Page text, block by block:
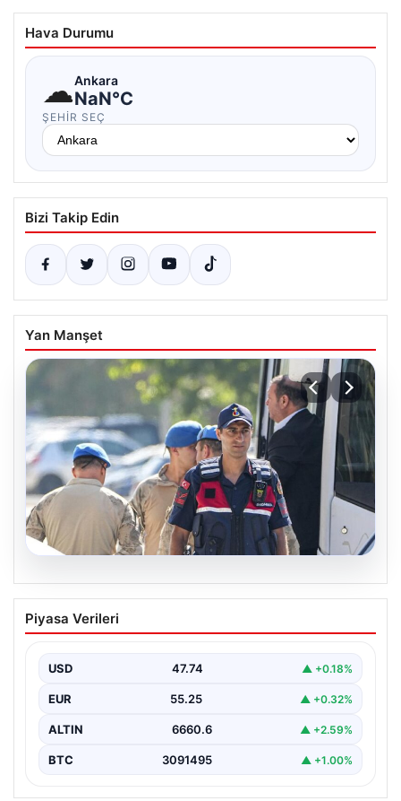
Hava Durumu
☁Ankara
NaN°C
ŞEHIR SEÇ
Bizi Takip Edin
Yan Manşet
07.08.2026
Menderes Belediye Başkanı İlkay Çiçek
ve 9 Kişi Tutuklandı
Çiçek'in de aralarında bulunduğu isimlere yönelik
yürütülen kapsamlı…
Piyasa Verileri
USD 47.74 ▲ +0.18%
EUR 55.25 ▲ +0.32%
ALTIN 6660.6 ▲ +2.59%
BTC 3091495 ▲ +1.00%